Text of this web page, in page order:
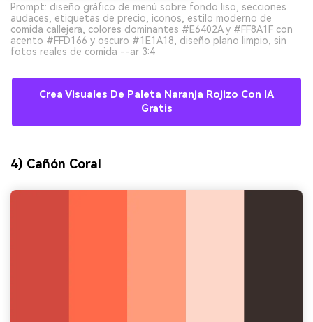
Prompt: diseño gráfico de menú sobre fondo liso, secciones
audaces, etiquetas de precio, iconos, estilo moderno de
comida callejera, colores dominantes #E6402A y #FF8A1F con
acento #FFD166 y oscuro #1E1A18, diseño plano limpio, sin
fotos reales de comida --ar 3:4
Crea Visuales De Paleta Naranja Rojizo Con IA
Gratis
4) Cañón Coral